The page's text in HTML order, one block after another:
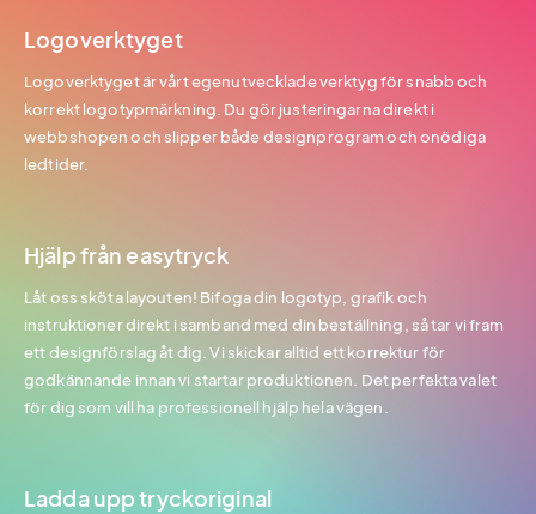
Logoverktyget
Logoverktyget är vårt egenutvecklade verktyg för snabb och
korrekt logotypmärkning. Du gör justeringarna direkt i
webbshopen och slipper både designprogram och onödiga
ledtider.
Hjälp från easytryck
Låt oss sköta layouten! Bifoga din logotyp, grafik och
instruktioner direkt i samband med din beställning, så tar vi fram
ett designförslag åt dig. Vi skickar alltid ett korrektur för
godkännande innan vi startar produktionen. Det perfekta valet
för dig som vill ha professionell hjälp hela vägen.
Ladda upp tryckoriginal